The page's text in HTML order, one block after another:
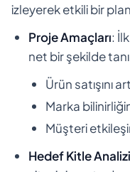
izleyerek etkili bir
Proje Amaçları:
net bir şekilde
Ürün satışını
Marka
Müşteri
Hedef Kitle Analizi